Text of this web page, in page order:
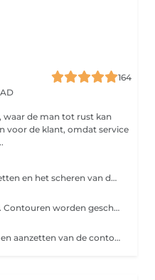
164
waar de man tot rust kan
voor de klant, omdat service
Alleen trimmen zonder het aanzetten en het scheren van de contouren.
Het vormen van een korte baard. Contouren worden geschoren en aangezet.
Baard trimmen met het scheren en aanzetten van de contouren.